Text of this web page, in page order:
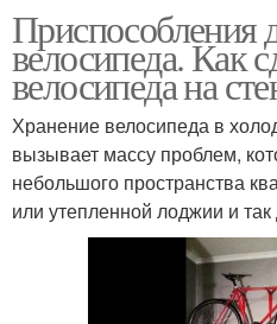
Приспособления
велосипеда. Как
велосипеда на
Хранение велосипеда в
вызывает массу проблем,
небольшого пространства
или утепленной лоджии и так